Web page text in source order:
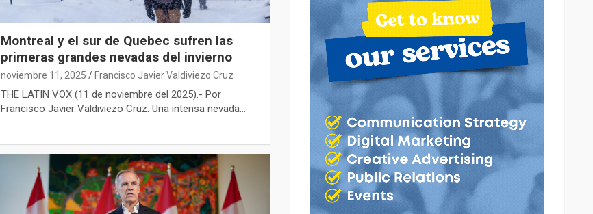
Montreal y el sur de Quebec sufren las
primeras grandes nevadas del invierno
noviembre 11, 2025 Francisco Javier Valdiviezo Cruz
THE LATIN VOX (11 de noviembre del 2025).- Por
Francisco Javier Valdiviezo Cruz. Una intensa nevada…